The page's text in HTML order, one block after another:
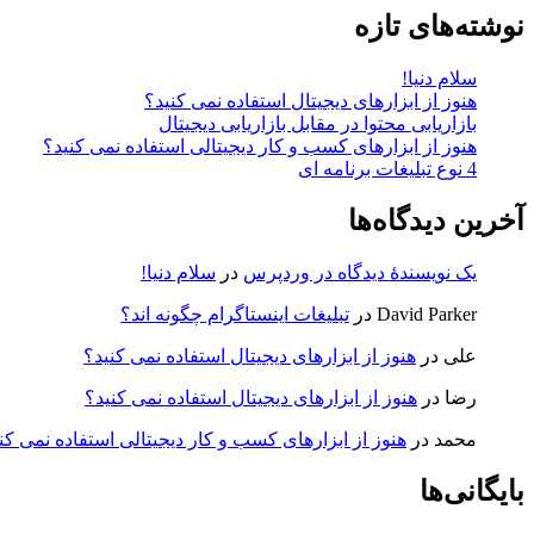
نوشته‌های تازه
سلام دنیا!
هنوز از ابزارهای دیجیتال استفاده نمی کنید؟
بازاریابی محتوا در مقابل بازاریابی دیجیتال
هنوز از ابزارهای کسب و کار دیجیتالی استفاده نمی کنید؟
4 نوع تبلیغات برنامه ای
آخرین دیدگاه‌ها
یک نویسندهٔ دیدگاه در وردپرس در سلام دنیا!
David Parker در تبلیغات اینستاگرام چگونه اند؟
علی در هنوز از ابزارهای دیجیتال استفاده نمی کنید؟
رضا در هنوز از ابزارهای دیجیتال استفاده نمی کنید؟
محمد در هنوز از ابزارهای کسب و کار دیجیتالی استفاده نمی
بایگانی‌ها